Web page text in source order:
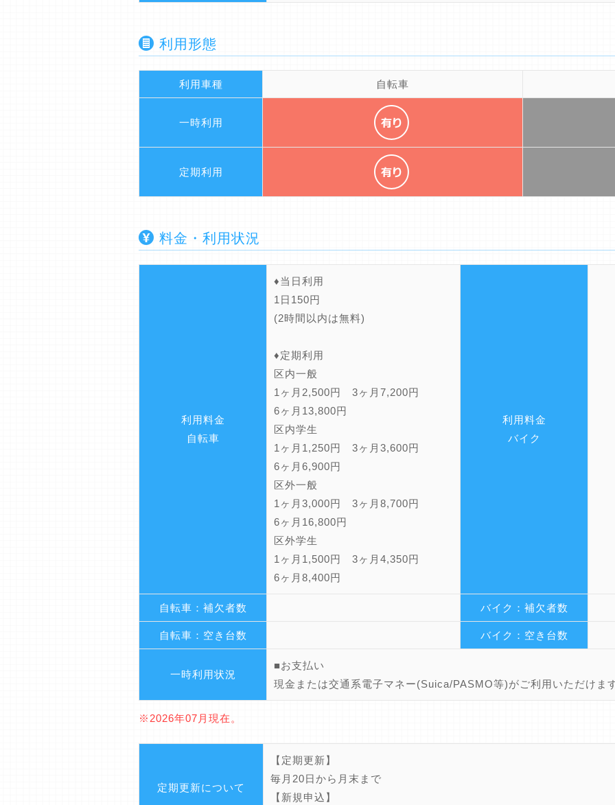
利用形態
利用車種 自転車
一時利用
定期利用
料金・利用状況
利用料金
自転車
♦当日利用
1日150円
(2時間以内は無料)
♦定期利用
区内一般
1ヶ月2,500円 3ヶ月7,200円
6ヶ月13,800円
区内学生
1ヶ月1,250円 3ヶ月3,600円
6ヶ月6,900円
区外一般
1ヶ月3,000円 3ヶ月8,700円
6ヶ月16,800円
区外学生
1ヶ月1,500円 3ヶ月4,350円
6ヶ月8,400円
利用料金
バイク
自転車：補欠者数 バイク：補欠者数
自転車：空き台数 バイク：空き台数
一時利用状況
■お支払い
現金または交通系電子マネー(Suica/PASMO等)がご利用いただけま
※2026年07月現在。
定期更新について
【定期更新】
毎月20日から月末まで
【新規申込】